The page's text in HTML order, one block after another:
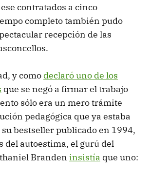
contratados a cinco
completo también pudo
recepción de las
y como declaró uno de los
que se negó a firmar el trabajo
sólo era un mero trámite
pedagógica que ya estaba
bestseller publicado en 1994,
del autoestima, el gurú del
Branden insistía que uno: